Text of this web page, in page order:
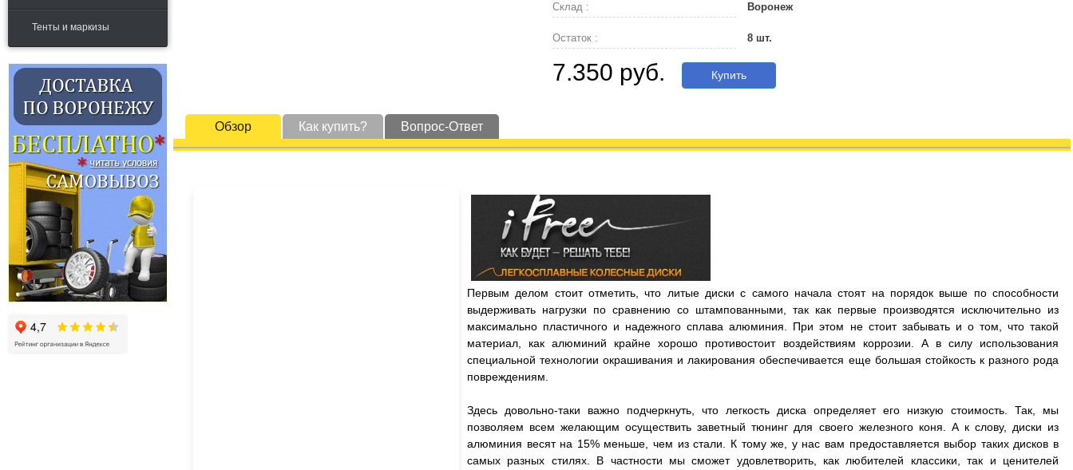
Тенты и маркизы
Склад : Воронеж
Остаток : 8 шт.
7.350 руб. Купить
Обзор Как купить? Вопрос-Ответ
Первым делом стоит отметить, что литые диски с самого начала стоят на порядок выше по способности
выдерживать нагрузки по сравнению со штампованными, так как первые производятся исключительно из
максимально пластичного и надежного сплава алюминия. При этом не стоит забывать и о том, что такой
материал, как алюминий крайне хорошо противостоит воздействиям коррозии. А в силу использования
специальной технологии окрашивания и лакирования обеспечивается еще большая стойкость к разного рода
повреждениям.
Здесь довольно-таки важно подчеркнуть, что легкость диска определяет его низкую стоимость. Так, мы
позволяем всем желающим осуществить заветный тюнинг для своего железного коня. А к слову, диски из
алюминия весят на 15% меньше, чем из стали. К тому же, у нас вам предоставляется выбор таких дисков в
самых разных стилях. В частности мы сможет удовлетворить, как любителей классики, так и ценителей